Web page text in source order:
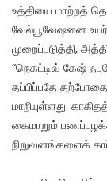
உத்தியை மாற்றத்
வேல்யூவேஷனை
முறைப்படுத்தி,
“நெகட்டிவ் கேஷ்
தப்பிப்பதே
மாறியுள்ளது.
கைமாறும்
நிறுவனங்களைக்